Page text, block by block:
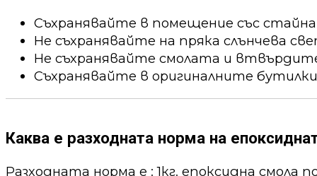
Съхранявайте в помещение със
Не съхранявайте на пряка слънчева
Не съхранявайте смолата и
Съхранявайте в оригиналните
Каква е разходната норма на
Разходната норма е : 1кг. епоксидна смола